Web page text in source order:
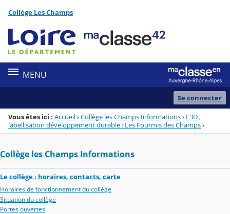
Menu de la rubrique
Contenu
Collège Les Champs
MENU
Se connecter
Vous êtes ici : Accueil›Collège les Champs Informations› E3D ,
labellisation développement durable : Les Fourmis des Champs›
Collège les Champs Informations
Le collège : horaires, contacts, carte
Horaires de fonctionnement du collège
Situation du collège
Portes ouvertes